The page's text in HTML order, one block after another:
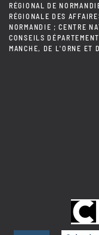
RÉGIONAL DE
RÉGIONALE DES
NORMANDIE ; CENTRE
CONSEILS
MANCHE, DE L'ORNE ET